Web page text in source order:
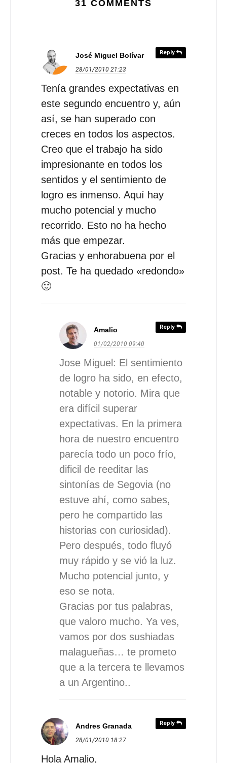
31 COMMENTS
Reply
José Miguel Bolívar
28/01/2010 21:23
Tenía grandes expectativas en
este segundo encuentro y, aún
así, se han superado con
creces en todos los aspectos.
Creo que el trabajo ha sido
impresionante en todos los
sentidos y el sentimiento de
logro es inmenso. Aquí hay
mucho potencial y mucho
recorrido. Esto no ha hecho
más que empezar.
Gracias y enhorabuena por el
post. Te ha quedado «redondo»
🙂
Reply
Amalio
01/02/2010 09:40
Jose Miguel: El sentimiento
de logro ha sido, en efecto,
notable y notorio. Mira que
era difícil superar
expectativas. En la primera
hora de nuestro encuentro
parecía todo un poco frío,
dificil de reeditar las
sintonías de Segovia (no
estuve ahí, como sabes,
pero he compartido las
historias con curiosidad).
Pero después, todo fluyó
muy rápido y se vió la luz.
Mucho potencial junto, y
eso se nota.
Gracias por tus palabras,
que valoro mucho. Ya ves,
vamos por dos sushiadas
malagueñas… te prometo
que a la tercera te llevamos
a un Argentino..
Reply
Andres Granada
28/01/2010 18:27
Hola Amalio,